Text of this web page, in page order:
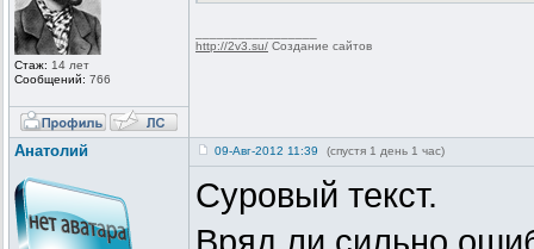
Стаж: 14 лет
Сообщений: 766
http://2v3.su/ Создание сайтов
Анатолий 09-Авг-2012 11:39 (спустя 1 день 1 час)
Суровый текст.